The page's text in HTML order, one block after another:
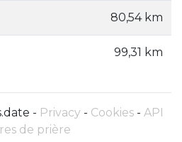
80,54 km
99,31 km
- Privacy- Cookies- API
de prière